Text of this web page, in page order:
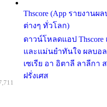
Thscore (App รายงาน
ต่างๆ ทั่วโลก)
ดาวน์โหลดแอป
และแม่นยำทันใจ ผลบอ
เซเรีย อา อิตาลี ลาลีกา
ฝรั่งเศส